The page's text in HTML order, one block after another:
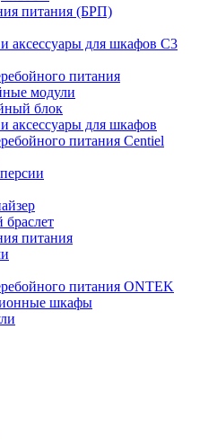
питания (БРП)
аксессуары для шкафов C3
питания
модули
блок
аксессуары для шкафов
питания Centiel
браслет
питания
питания ONTEK
шкафы